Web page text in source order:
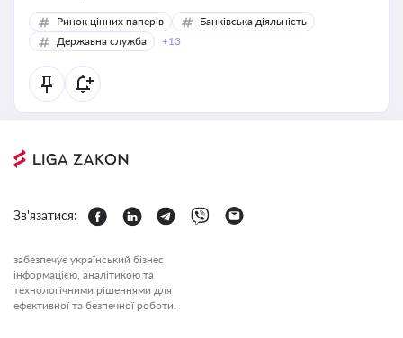
Ринок цінних паперів
Банківська діяльність
Державна служба
+13
Зв'язатися:
забезпечує український бізнес
інформацією, аналітикою та
технологічними рішеннями для
ефективної та безпечної роботи.